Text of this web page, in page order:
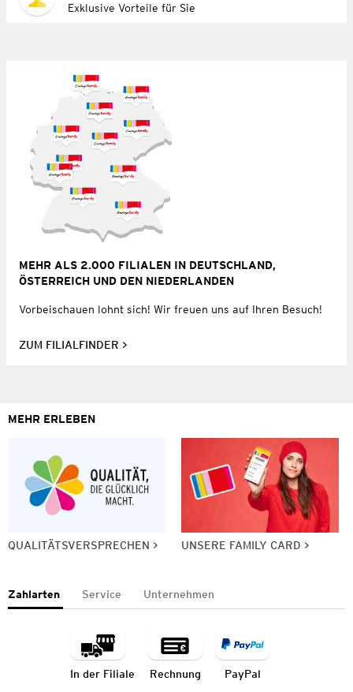
Exklusive Vorteile für Sie
MEHR ALS 2.000 FILIALEN IN DEUTSCHLAND,
ÖSTERREICH UND DEN NIEDERLANDEN
Vorbeischauen lohnt sich! Wir freuen uns auf Ihren Besuch!
ZUM FILIALFINDER
MEHR ERLEBEN
QUALITÄTSVERSPRECHEN UNSERE FAMILY CARD
Zahlarten Service Unternehmen
In der Filiale Rechnung PayPal